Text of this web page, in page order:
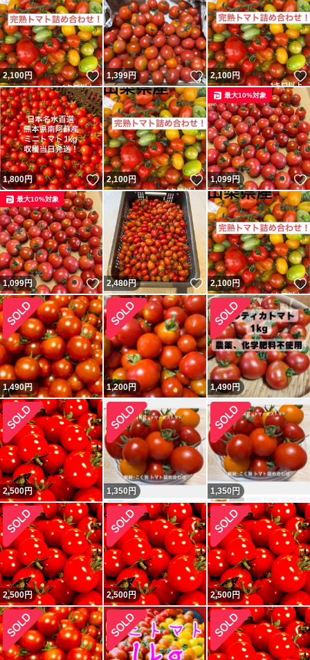
2,100円 いいね！
1,399円 いいね！
2,100円
1,800円 いいね！
2,100円 いいね！
1,099円
最大10%対象
1,099円 いいね！
最大10%対象
2,480円 いいね！
2,100円
1,490円 1,200円 1,490円
2,500円 1,350 円 1,350 円
2,500円 2,500円 2,500円